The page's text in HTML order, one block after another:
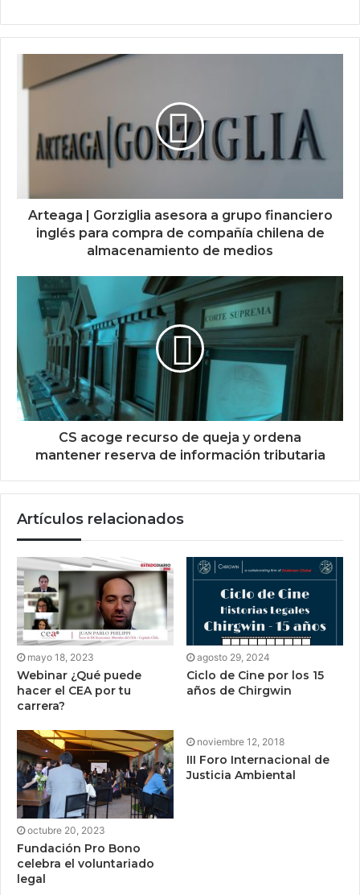
Arteaga | Gorziglia asesora a grupo financiero
inglés para compra de compañía chilena de
almacenamiento de medios
CS acoge recurso de queja y ordena
mantener reserva de información tributaria
Artículos relacionados
mayo 18, 2023
Webinar ¿Qué puede
hacer el CEA por tu
carrera?
agosto 29, 2024
Ciclo de Cine por los 15
años de Chirgwin
octubre 20, 2023
Fundación Pro Bono
celebra el voluntariado
legal
noviembre 12, 2018
III Foro Internacional de
Justicia Ambiental